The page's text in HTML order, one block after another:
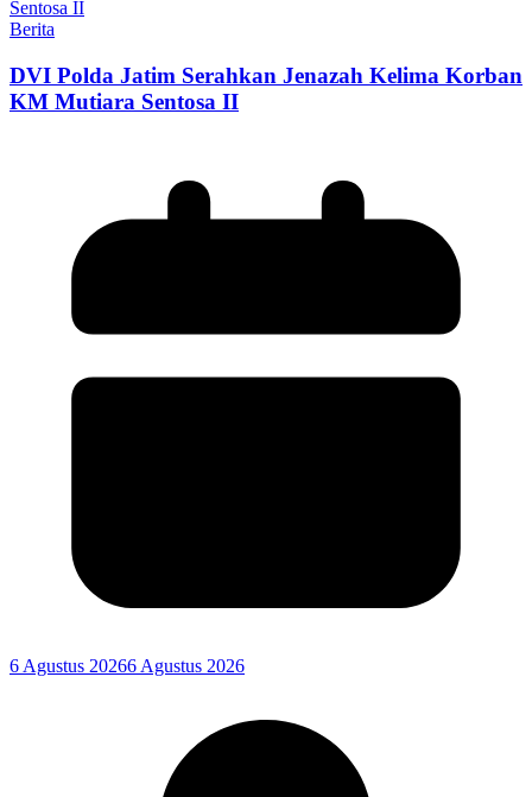
Berita
DVI Polda Jatim Serahkan Jenazah Kelima Korban
KM Mutiara Sentosa II
6 Agustus 20266 Agustus 2026